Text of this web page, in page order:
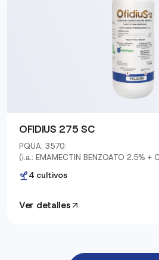
OFIDIUS 275 SC
PQUA: 3570|
(i.a.: EMAMECTIN BENZOATO 2.5% +
4 cultivos
Ver detalles